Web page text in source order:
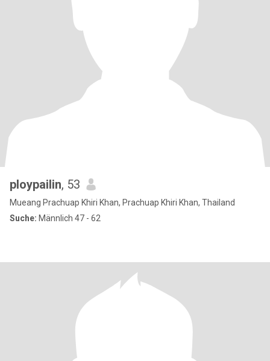
ploypailin, 53
Mueang Prachuap Khiri Khan, Prachuap Khiri Khan, Thailand
Suche: Männlich 47 - 62